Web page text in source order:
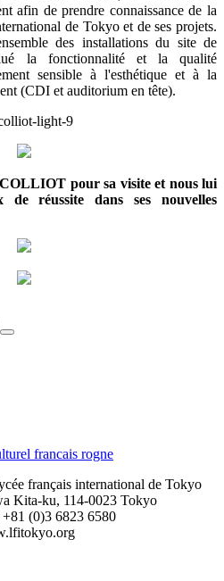
afin de prendre connaissance de la
de Tokyo et de ses projets.
des installations du site de
la fonctionnalité et la qualité
sensible à l'esthétique et à la
(CDI et auditorium en tête).
pour sa visite et nous lui
de réussite dans ses nouvelles
français international de Tokyo
Kita-ku, 114-0023 Tokyo
(0)3 6823 6580